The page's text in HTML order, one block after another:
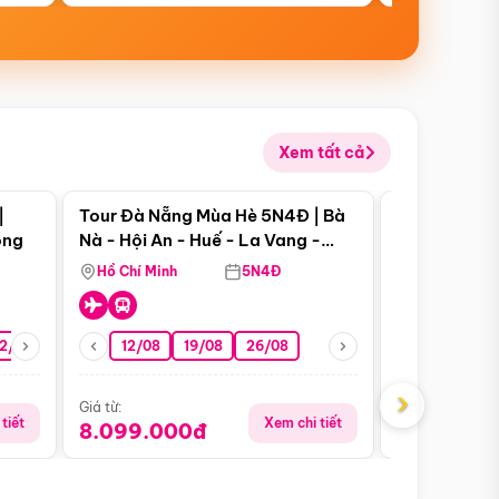
Xem tất cả
08 26/08 05/09 09/09 12/09
tiết
Điểm nổi bật
Tour Đà Nẵng Mùa Hè 5N4Đ | Bà
Nà - Hội An - Huế - La Vang -
Động Thiên Đường
Hồ Chí Minh 5N4Đ
12/08 19/08 26/08
Giá từ:
8.099.000đ Xem chi tiết
Giá từ:
›